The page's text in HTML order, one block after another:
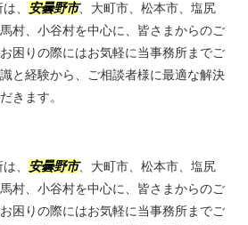
、 安曇野市、大町市、松本市、塩尻
村、小谷村を中心に、皆さまからのご
困りの際にはお気軽に当事務所までご
と経験から、ご相談者様に最適な解決
きます。
、 安曇野市、大町市、松本市、塩尻
村、小谷村を中心に、皆さまからのご
困りの際にはお気軽に当事務所までご